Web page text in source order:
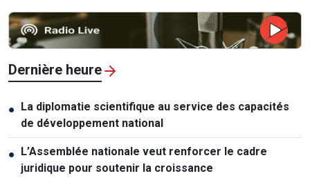
Dernière heure
● La diplomatie scientifique au service des capacités
de développement national
● L’Assemblée nationale veut renforcer le cadre
juridique pour soutenir la croissance